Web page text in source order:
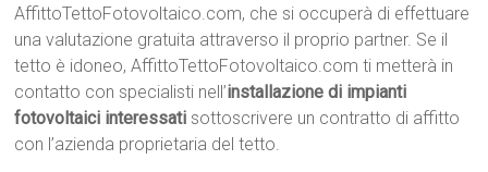
AffittoTettoFotovoltaico.com, che si occuperà di effettuare
una valutazione gratuita attraverso il proprio partner. Se il
tetto è idoneo, AffittoTettoFotovoltaico.com ti metterà in
contatto con specialisti nell’installazione di impianti
fotovoltaici interessati sottoscrivere un contratto di affitto
con l’azienda proprietaria del tetto.